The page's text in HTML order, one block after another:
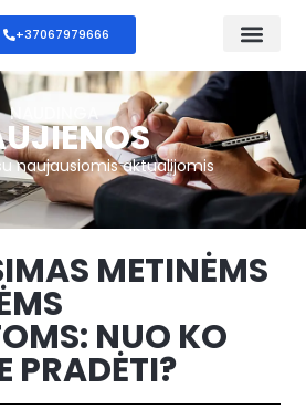
+37067979666
NAUDINGA
naujausiomis aktualijomis
METINĖMS
NUO KO
PRADĖTI?